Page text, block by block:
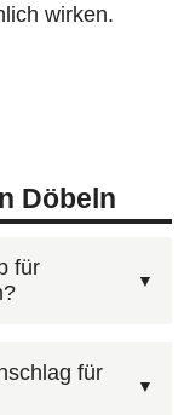
wirken.
Döbeln
für
unter
um die Uhr.
für